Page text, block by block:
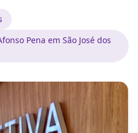
Pena em São José dos